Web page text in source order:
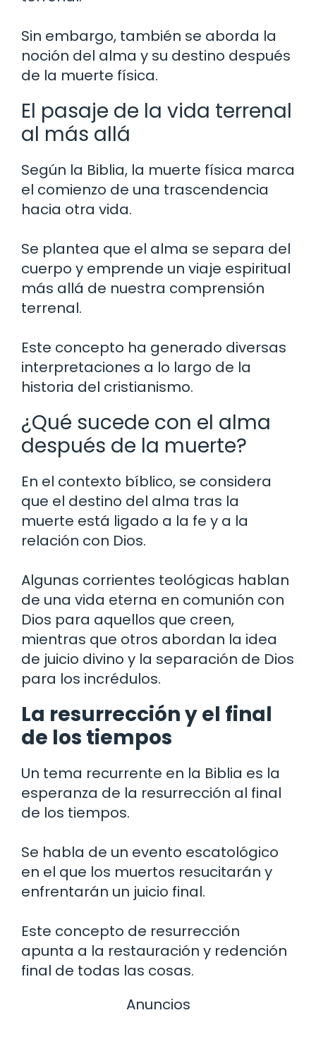
Sin embargo, también se aborda la
noción del alma y su destino después
de la muerte física.
El pasaje de la vida terrenal
al más allá
Según la Biblia, la muerte física marca
el comienzo de una trascendencia
hacia otra vida.
Se plantea que el alma se separa del
cuerpo y emprende un viaje espiritual
más allá de nuestra comprensión
terrenal.
Este concepto ha generado diversas
interpretaciones a lo largo de la
historia del cristianismo.
¿Qué sucede con el alma
después de la muerte?
En el contexto bíblico, se considera
que el destino del alma tras la
muerte está ligado a la fe y a la
relación con Dios.
Algunas corrientes teológicas hablan
de una vida eterna en comunión con
Dios para aquellos que creen,
mientras que otros abordan la idea
de juicio divino y la separación de Dios
para los incrédulos.
La resurrección y el final
de los tiempos
Un tema recurrente en la Biblia es la
esperanza de la resurrección al final
de los tiempos.
Se habla de un evento escatológico
en el que los muertos resucitarán y
enfrentarán un juicio final.
Este concepto de resurrección
apunta a la restauración y redención
final de todas las cosas.
Anuncios